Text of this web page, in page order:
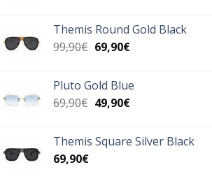
99,90€. είναι:
69,90€.
Themis Round Gold Black
99,90€ Original
99,90€.
69,90€Η
είναι:
69,90€.
Pluto Gold Blue
69,90€ Original
69,90€.
49,90€Η
είναι:
Themis Square Silver Black
69,90€